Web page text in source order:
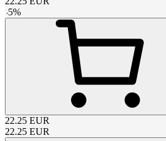
-5%
22.25 EUR
22.25 EUR